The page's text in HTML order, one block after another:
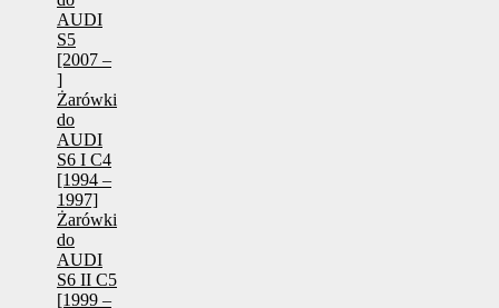
AUDI
S5
[2007 –
]
Żarówki
do
AUDI
S6 I C4
[1994 –
1997]
Żarówki
do
AUDI
S6 II C5
[1999 –